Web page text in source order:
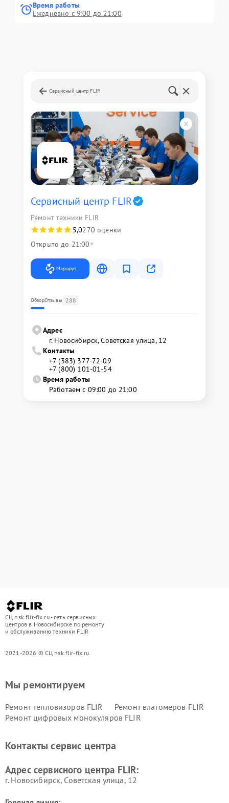
Время работы
Ежедневно с 9:00 до 21:00
Сервисный центр FLIR
Сервисный центр FLIR
Ремонт техники FLIR
5,0270 оценки
Открыто до 21:00
Маршрут
ОбзорОтзывы 288
Адрес
г. Новосибирск, Советская улица, 12
Контакты
+7 (383) 377-72-09
+7 (800) 101-01-54
Время работы
Работаем с 09:00 до 21:00
СЦ nsk.flir-fix.ru - сеть сервисных
центров в Новосибирске по ремонту
и обслуживанию техники FLIR
2021-2026 © СЦ nsk.flir-fix.ru
Мы ремонтируем
Ремонт тепловизоров FLIR
Ремонт влагомеров FLIR
Ремонт цифровых монокуляров FLIR
Контакты сервис центра
Адрес сервисного центра FLIR:
г. Новосибирск, Советская улица, 12